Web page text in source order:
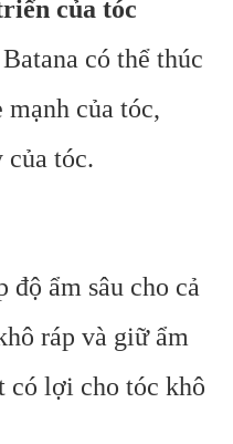
của tóc
có thể thúc
mạnh của tóc,
của tóc.
độ ẩm sâu cho cả
ráp và giữ ẩm
có lợi cho tóc khô